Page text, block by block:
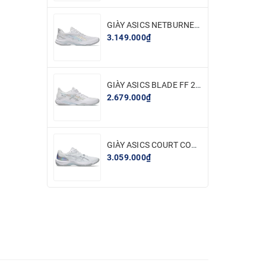
GIÀY ASICS NETBURNER BALLISTIC FF 4 - TRẮNG BẠC
3.149.000₫
GIÀY ASICS BLADE FF 2 - TRẮNG BẠC
2.679.000₫
GIÀY ASICS COURT CONTROL FF 4 - TRẮNG BẠC
3.059.000₫